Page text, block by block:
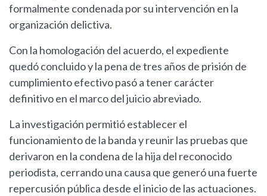
formalmente condenada por su intervención en la
organización delictiva.
Con la homologación del acuerdo, el expediente
quedó concluido y la pena de tres años de prisión de
cumplimiento efectivo pasó a tener carácter
definitivo en el marco del juicio abreviado.
La investigación permitió establecer el
funcionamiento de la banda y reunir las pruebas que
derivaron en la condena de la hija del reconocido
periodista, cerrando una causa que generó una fuerte
repercusión pública desde el inicio de las actuaciones.